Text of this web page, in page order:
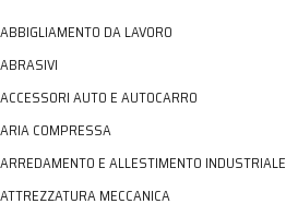
ABBIGLIAMENTO DA LAVORO
ABRASIVI
ACCESSORI AUTO E AUTOCARRO
ARIA COMPRESSA
ARREDAMENTO E ALLESTIMENTO INDUSTRIALE
ATTREZZATURA MECCANICA